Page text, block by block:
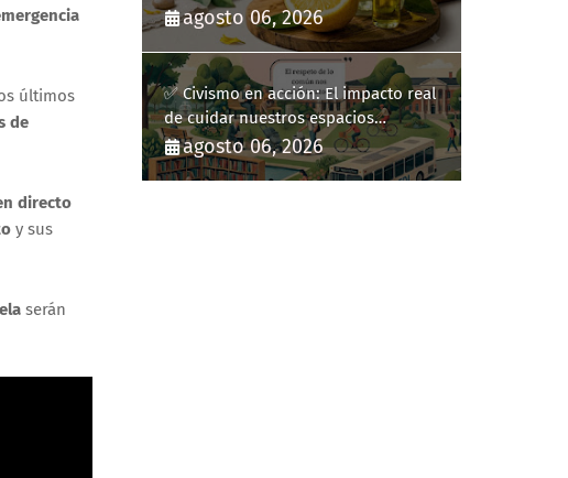
últimos
de
directo
y sus
serán
diario
agosto 06, 2026
✅ Civismo en acción: El impacto real
de cuidar nuestros espacios
públicos
agosto 06, 2026